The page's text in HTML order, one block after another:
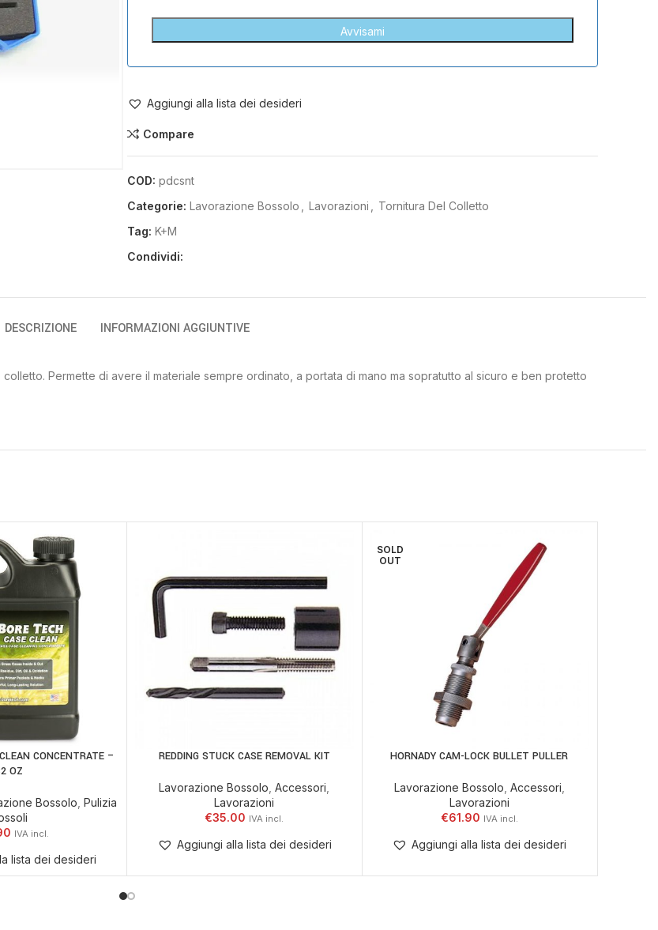
Aggiungi alla lista dei desideri
Compare
COD: pdcsnt
Categorie: Lavorazione Bossolo Lavorazioni
Tornitura Del Colletto
Tag: K+M
Condividi:
DESCRIZIONE INFORMAZIONI AGGIUNTIVE
Permette di avere il materiale sempre ordinato, a portata di mano ma sopratutto al sicuro e ben protetto
CONCENTRATE –
OZ
Bossolo ,Pulizia
lista dei desideri
AGGIUNGI AL CARRELLO
REDDING STUCK CASE REMOVAL KIT
Lavorazione Bossolo ,Accessori
Lavorazioni
€35.00
Aggiungi alla lista dei desideri
SOLD
OUT
LEGGI TUTTO
HORNADY CAM-LOCK BULLET PULLER
Lavorazione Bossolo Accessori
Lavorazioni
€61.90
Aggiungi alla lista dei desideri